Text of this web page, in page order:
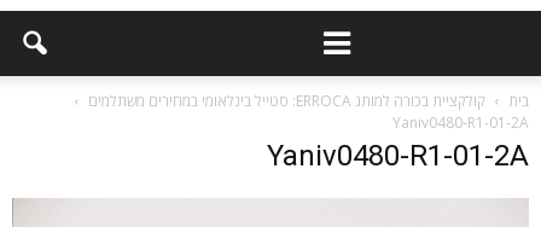
בית
קולקציית בכורה למותג ERROCA: סטייל בינלאומי במחירים משתלמים
Yaniv0480-R1-01-2A
Yaniv0480-R1-01-2A